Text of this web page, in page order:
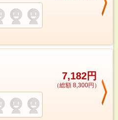
7,182円
（総額 8,300円）